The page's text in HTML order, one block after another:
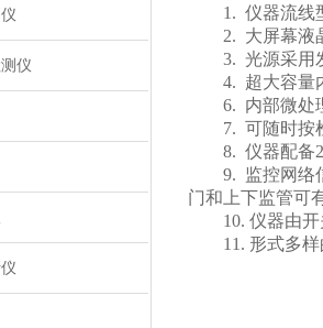
仪
1. 仪器流线型
2. 大屏幕液晶
3. 光源采用发
4. 超大容量内
6. 内部微处理
7. 可随时按检
8. 仪器配备2
9. 监控网络信
门和上下监管可
10. 仪器由开
11. 形式多样